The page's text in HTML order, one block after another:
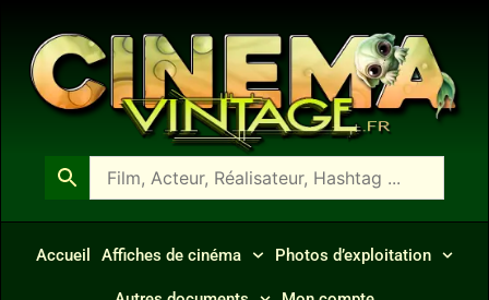
Accueil Affiches de cinéma Photos d’exploitation